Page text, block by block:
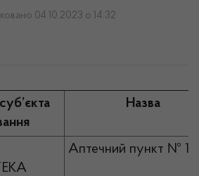
04.10.2023 о 14:32
Назва
Аптечний пункт № 1